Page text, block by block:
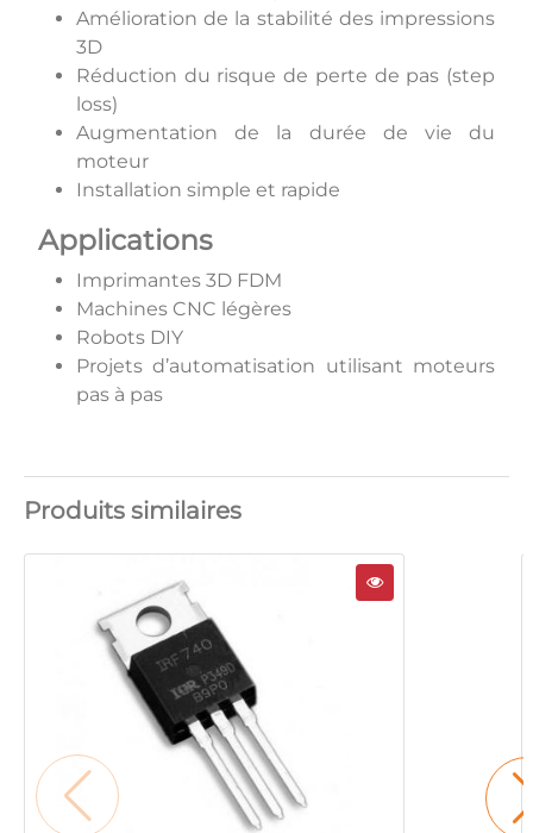
Amélioration de la stabilité des impressions
3D
Réduction du risque de perte de pas (step
loss)
Augmentation de la durée de vie du
moteur
Installation simple et rapide
Applications
Imprimantes 3D FDM
Machines CNC légères
Robots DIY
Projets d’automatisation utilisant moteurs
pas à pas
Produits similaires